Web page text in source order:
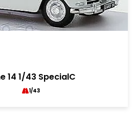
14 1/43 SpecialC
1/43